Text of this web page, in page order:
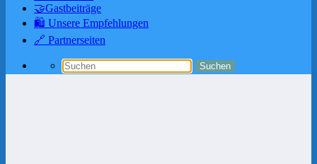
🤝Gastbeiträge
🛍️ Unsere Empfehlungen
🔗 Partnerseiten